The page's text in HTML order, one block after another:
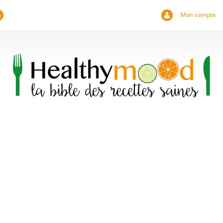
Mon compte